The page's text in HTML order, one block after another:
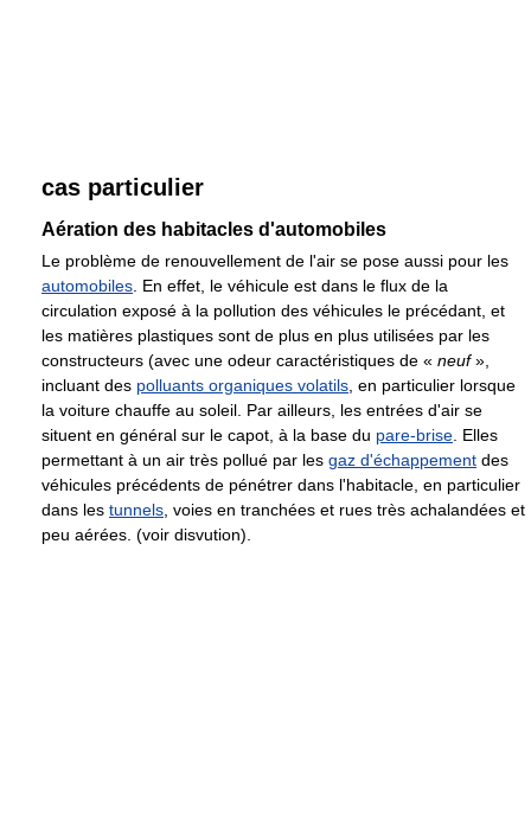
cas particulier
Aération des habitacles d'automobiles
Le problème de renouvellement de l'air se pose aussi pour les
automobiles . En effet, le véhicule est dans le flux de la
circulation exposé à la pollution des véhicules le précédant, et
les matières plastiques sont de plus en plus utilisées par les
constructeurs (avec une odeur caractéristiques de « neuf»,
incluant des polluants organiques volatils , en particulier lorsque
la voiture chauffe au soleil. Par ailleurs, les entrées d'air se
situent en général sur le capot, à la base du pare-brise . Elles
permettant à un air très pollué par les gaz d'échappement des
véhicules précédents de pénétrer dans l'habitacle, en particulier
dans les tunnels , voies en tranchées et rues très achalandées et
peu aérées. (voir disvution).